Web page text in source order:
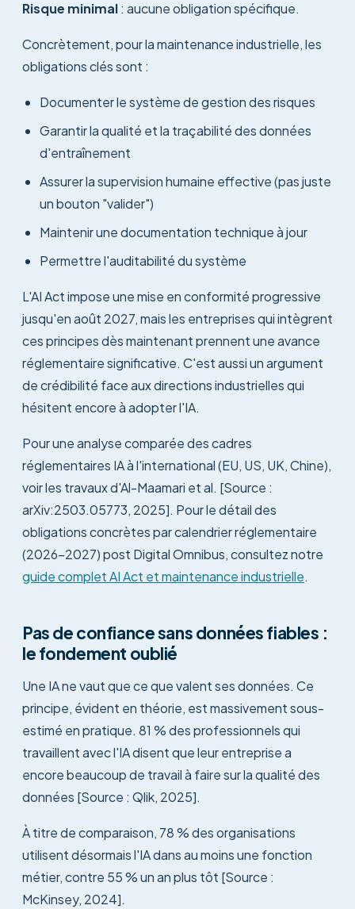
Risque minimal: aucune obligation spécifique.
Concrètement, pour la maintenance industrielle, les
obligations clés sont :
Documenter le système de gestion des risques
Garantir la qualité et la traçabilité des données
d'entraînement
Assurer la supervision humaine effective (pas juste
un bouton "valider")
Maintenir une documentation technique à jour
Permettre l'auditabilité du système
L'AI Act impose une mise en conformité progressive
jusqu'en août 2027, mais les entreprises qui intègrent
ces principes dès maintenant prennent une avance
réglementaire significative. C'est aussi un argument
de crédibilité face aux directions industrielles qui
hésitent encore à adopter l'IA.
Pour une analyse comparée des cadres
réglementaires IA à l'international (EU, US, UK, Chine),
voir les travaux d'Al-Maamari et al. [Source :
arXiv:2503.05773, 2025]. Pour le détail des
obligations concrètes par calendrier réglementaire
(2026-2027) post Digital Omnibus, consultez notre
guide complet AI Act et maintenance industrielle.
Pas de confiance sans données fiables :
le fondement oublié
Une IA ne vaut que ce que valent ses données. Ce
principe, évident en théorie, est massivement sous-
estimé en pratique. 81 % des professionnels qui
travaillent avec l'IA disent que leur entreprise a
encore beaucoup de travail à faire sur la qualité des
données [Source : Qlik, 2025].
À titre de comparaison, 78 % des organisations
utilisent désormais l'IA dans au moins une fonction
métier, contre 55 % un an plus tôt [Source :
McKinsey, 2024].